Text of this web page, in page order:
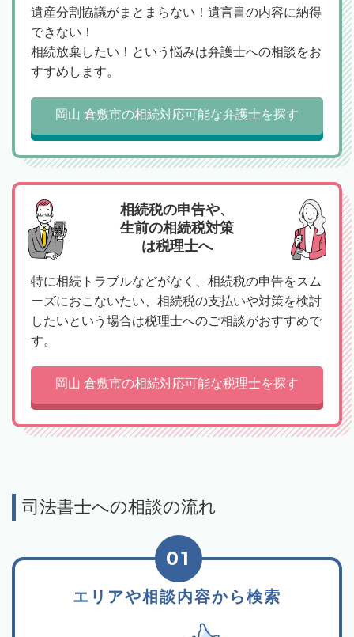
遺産分割協議がまとまらない！遺言書の内容に納得
できない！
相続放棄したい！という悩みは弁護士への相談をお
すすめします。
岡山 倉敷市の相続対応可能な弁護士を探す
相続税の申告や、
生前の相続税対策
は税理士へ
特に相続トラブルなどがなく、相続税の申告をスム
ーズにおこないたい、相続税の支払いや対策を検討
したいという場合は税理士へのご相談がおすすめで
す。
岡山 倉敷市の相続対応可能な税理士を探す
司法書士への相談の流れ
エリアや相談内容から検索
01